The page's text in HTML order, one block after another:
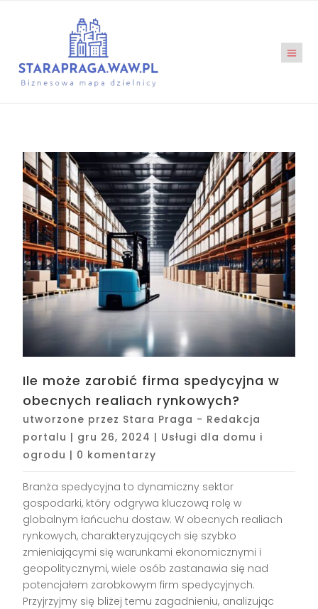
Ile może zarobić firma spedycyjna w
obecnych realiach rynkowych?
utworzone przez Stara Praga - Redakcja
portalu | gru 26, 2024 | Usługi dla domu i
ogrodu | 0 komentarzy
Branża spedycyjna to dynamiczny sektor
gospodarki, który odgrywa kluczową rolę w
globalnym łańcuchu dostaw. W obecnych realiach
rynkowych, charakteryzujących się szybko
zmieniającymi się warunkami ekonomicznymi i
geopolitycznymi, wiele osób zastanawia się nad
potencjałem zarobkowym firm spedycyjnych.
Przyjrzyjmy się bliżej temu zagadnieniu, analizując